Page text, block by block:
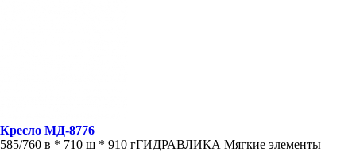
Кресло МД-8776
585/760 в * 710 ш * 910 гГИДРАВЛИКА Мягкие элементы